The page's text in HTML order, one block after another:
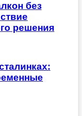
без
решения